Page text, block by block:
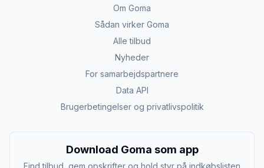
Om Goma
Sådan virker Goma
Alle tilbud
Nyheder
For samarbejdspartnere
Data API
Brugerbetingelser og privatlivspolitik
Download Goma som app
Find tilbud, gem opskrifter og hold styr på indkøbslisten